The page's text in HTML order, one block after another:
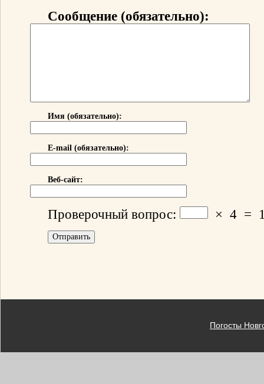
Сообщение (обязательно):
Имя (обязательно):
E-mail (обязательно):
Веб-сайт:
Проверочный вопрос: × 4 =
Погосты